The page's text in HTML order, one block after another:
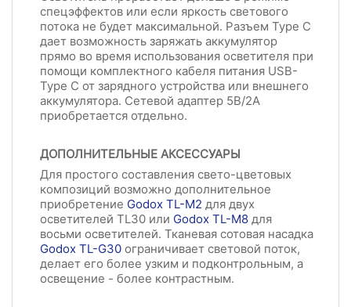
спецэффектов или если яркость светового
потока не будет максимальной. Разъем Type C
дает возможность заряжать аккумулятор
прямо во время использования осветителя при
помощи комплектного кабеля питания USB-
Type C от зарядного устройства или внешнего
аккумулятора. Сетевой адаптер 5В/2A
приобретается отдельно.
ДОПОЛНИТЕЛЬНЫЕ АКСЕССУАРЫ
Для простого составления свето-цветовых
композиций возможно дополнительное
приобретение Godox TL-M2 для двух
осветителей TL30 или Godox TL-M8 для
восьми осветителей. Тканевая сотовая насадка
Godox TL-G30 ограничивает световой поток,
делает его более узким и подконтрольным, а
освещение - более контрастным.